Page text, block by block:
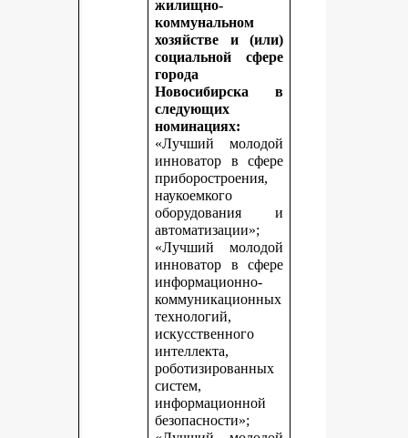
жилищно-
коммунальном
хозяйстве и (или)
социальной сфере
города
Новосибирска в
следующих
номинациях:
«Лучший молодой
инноватор в сфере
приборостроения,
наукоемкого
оборудования и
автоматизации»;
«Лучший молодой
инноватор в сфере
информационно-
коммуникационных
технологий,
искусственного
интеллекта,
роботизированных
систем,
информационной
безопасности»;